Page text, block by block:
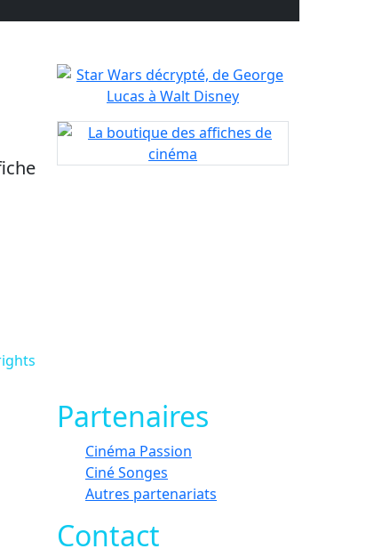
Partenaires
Cinéma Passion
Ciné Songes
Autres partenariats
Contact